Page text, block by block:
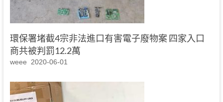
環保署堵截4宗非法進口有害電子廢物案 四家入口
商共被判罰12.2萬
weee 2020-06-01